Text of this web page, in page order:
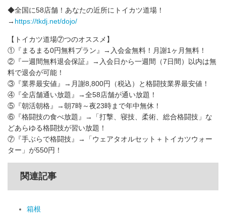
◆全国に58店舗！あなたの近所にトイカツ道場！
→ https://tkdj.net/dojo/
【トイカツ道場⑦つのオススメ】
①『まるまる0円無料プラン』→入会金無料！月謝1ヶ月無料！
②『一週間無料退会保証』→入会日から一週間（7日間）以内は無
料で退会が可能！
③『業界最安値』→月謝8,800円（税込）と格闘技業界最安値！
④『全店舗通い放題』→全58店舗が通い放題！
⑤『朝活朝格』→朝7時～夜23時まで年中無休！
⑥『格闘技の食べ放題』→「打撃、寝技、柔術、総合格闘技」な
どあらゆる格闘技が習い放題！
⑦『手ぶらで格闘技』→「ウェアタオルセット＋トイカツウォー
ター」が550円！
関連記事
箱根